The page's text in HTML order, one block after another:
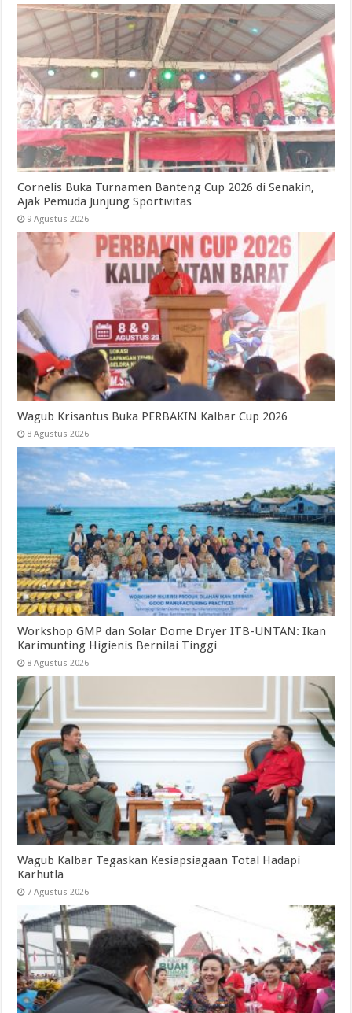
Cornelis Buka Turnamen Banteng Cup 2026 di Senakin,
Ajak Pemuda Junjung Sportivitas
9 Agustus 2026
Wagub Krisantus Buka PERBAKIN Kalbar Cup 2026
8 Agustus 2026
Workshop GMP dan Solar Dome Dryer ITB-UNTAN: Ikan
Karimunting Higienis Bernilai Tinggi
8 Agustus 2026
Wagub Kalbar Tegaskan Kesiapsiagaan Total Hadapi
Karhutla
7 Agustus 2026